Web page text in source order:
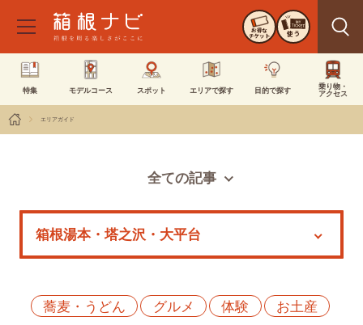
お得な
チケット 使う
特集 モデルコース スポット エリアで探す 目的で探す
乗り物・
アクセス
エリアガイド
全ての記事
モデルコース
特集
蕎麦・うどん
グルメ 体験
お土産